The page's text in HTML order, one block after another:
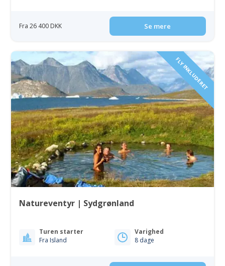
Fra 26 400 DKK Se mere
FLY INKLUDERET
Natureventyr | Sydgrønland
Turen starter
Fra Island
Varighed
8 dage